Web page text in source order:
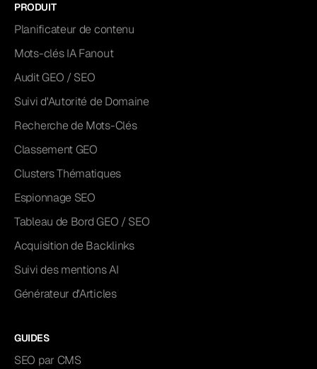
PRODUIT
Planificateur de contenu
Mots-clés IA Fanout
Audit GEO / SEO
Suivi d'Autorité de Domaine
Recherche de Mots-Clés
Classement GEO
Clusters Thématiques
Espionnage SEO
Tableau de Bord GEO / SEO
Acquisition de Backlinks
Suivi des mentions AI
Générateur d'Articles
GUIDES
SEO par CMS